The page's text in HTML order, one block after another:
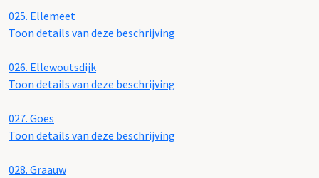
025. Ellemeet
Toon details van deze beschrijving
026. Ellewoutsdijk
Toon details van deze beschrijving
027. Goes
Toon details van deze beschrijving
028. Graauw